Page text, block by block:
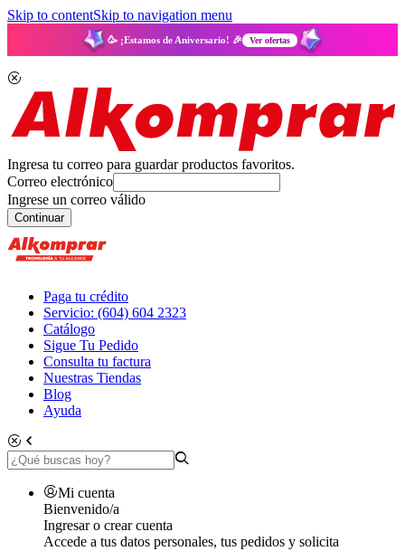
Skip to contentSkip to navigation menu
🥳 ¡Estamos de Aniversario! 🎉 Ver ofertas
Ingresa tu correo para guardar productos favoritos.
Correo electrónico
Ingrese un correo válido
Continuar
Paga tu crédito
Servicio: (604) 604 2323
Catálogo
Sigue Tu Pedido
Consulta tu factura
Nuestras Tiendas
Blog
Ayuda
Mi cuenta
Bienvenido/a
Ingresar o crear cuenta
Accede a tus datos personales, tus pedidos y solicita